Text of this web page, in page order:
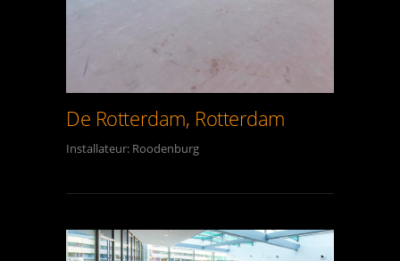
De Rotterdam, Rotterdam
Installateur: Roodenburg